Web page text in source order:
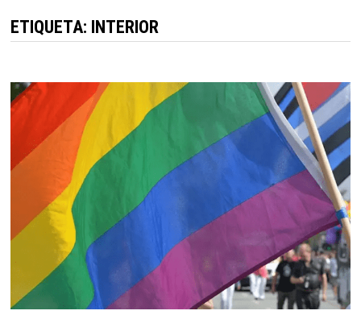
ETIQUETA: INTERIOR